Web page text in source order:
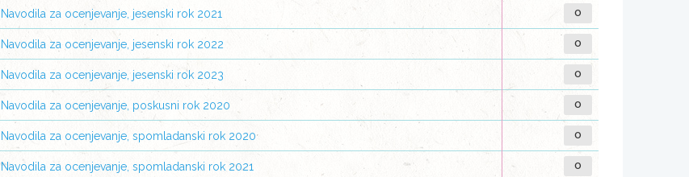
Navodila za ocenjevanje, jesenski rok 2021 0
Navodila za ocenjevanje, jesenski rok 2022 0
Navodila za ocenjevanje, jesenski rok 2023 0
Navodila za ocenjevanje, poskusni rok 2020 0
Navodila za ocenjevanje, spomladanski rok 2020 0
Navodila za ocenjevanje, spomladanski rok 2021 0